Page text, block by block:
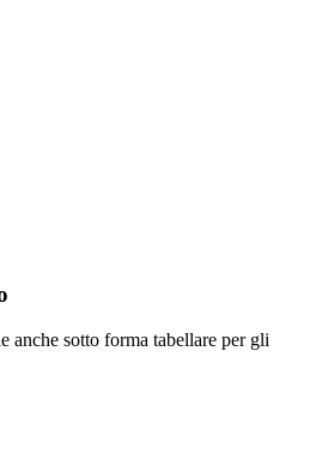
anche sotto forma tabellare per gli